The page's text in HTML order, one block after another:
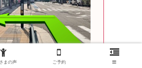
まの声 ご予約